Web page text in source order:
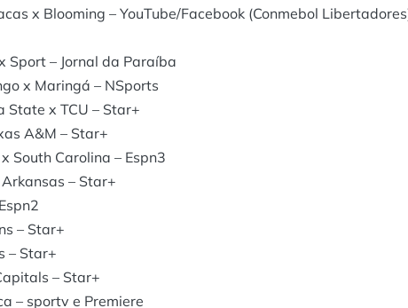
x Blooming – YouTube/Facebook (Conmebol
Sport – Jornal da Paraíba
x Maringá – NSports
State x TCU – Star+
A&M – Star+
South Carolina – Espn3
– Star+
– Star+
– Star+
– Star+
– sportv e Premiere